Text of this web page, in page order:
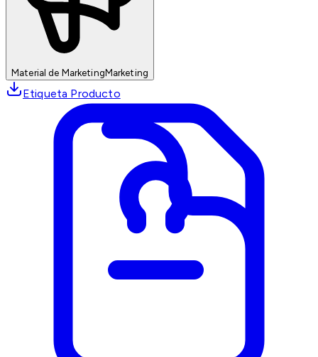
Material de MarketingMarketing
Etiqueta Producto